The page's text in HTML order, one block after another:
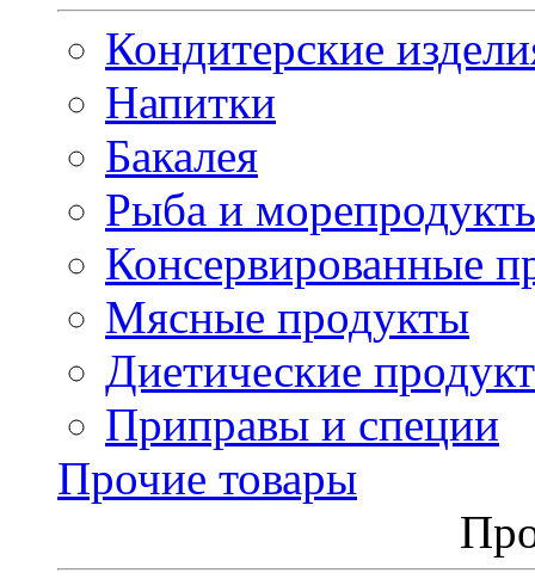
Кондитерские
Напитки
Бакалея
Рыба и
Консервированные
Мясные продукты
Диетические
Приправы и специи
Прочие товары